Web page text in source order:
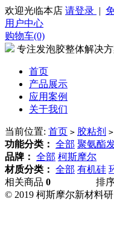
欢迎光临本店 请登录 |
用户中心
购物车(0)
专注发泡胶整体解决
首页
产品展示
应用案例
关于我们
当前位置: 首页 > 胶粘剂 >
功能分类： 全部 聚氨酯
品牌： 全部 柯斯摩尔
材质分类： 全部 有机硅
相关商品 0
排
© 2019 柯斯摩尔新材料